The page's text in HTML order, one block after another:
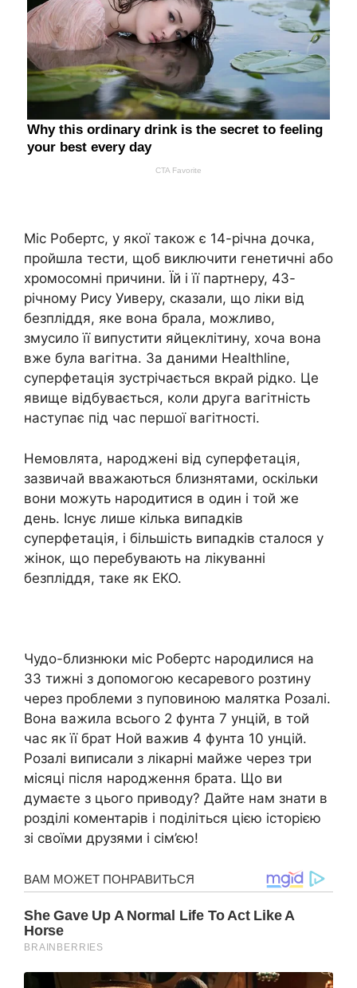
Міс Робертс, у якої також є 14-річна дочка,
пройшла тести, щоб виключити генетичні або
хромосомні причини. Їй і її партнеру, 43-
річному Рису Уиверу, сказали, що ліки від
безпліддя, яке вона брала, можливо,
змусило її випустити яйцеклітину, хоча вона
вже була вагітна. За даними Healthline,
суперфетація зустрічається вкрай рідко. Це
явище відбувається, коли друга вагітність
наступає під час першої вагітності.
Немовлята, народжені від суперфетація,
зазвичай вважаються близнятами, оскільки
вони можуть народитися в один і той же
день. Існує лише кілька випадків
суперфетація, і більшість випадків сталося у
жінок, що перебувають на лікуванні
безпліддя, таке як ЕКО.
Чудо-близнюки міс Робертс народилися на
33 тижні з допомогою кесаревого розтину
через проблеми з пуповиною малятка Розалі.
Вона важила всього 2 фунта 7 унцій, в той
час як її брат Ной важив 4 фунта 10 унцій.
Розалі виписали з лікарні майже через три
місяці після народження брата. Що ви
думаєте з цього приводу? Дайте нам знати в
розділі коментарів і поділіться цією історією
зі своїми друзями і сім’єю!